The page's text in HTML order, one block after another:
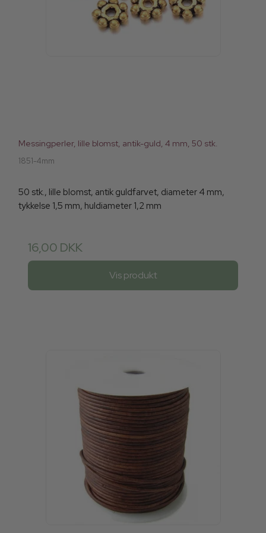
Messingperler, lille blomst, antik-guld, 4 mm, 50 stk.
1851-4mm
50 stk., lille blomst, antik guldfarvet, diameter 4 mm,
tykkelse 1,5 mm, huldiameter 1,2 mm
16,00 DKK
Vis produkt